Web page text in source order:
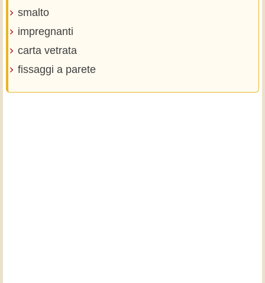
smalto
impregnanti
carta vetrata
fissaggi a parete